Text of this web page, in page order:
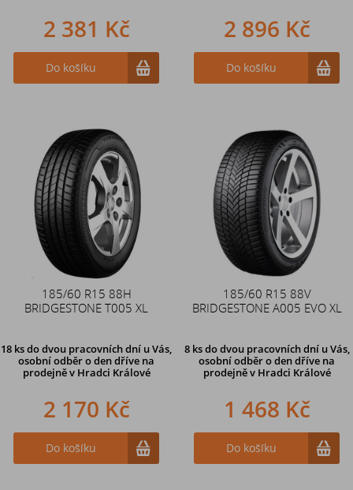
2 381 Kč
Do košíku
2 896 Kč
Do košíku
185/60 R15 88H
BRIDGESTONE T005 XL
18 ksdo dvou pracovních dní u Vás,
osobní odběr o den dříve na
prodejně v Hradci Králové
2 170 Kč
Do košíku
185/60 R15 88V
BRIDGESTONE A005 EVO XL
8 ks do dvou pracovních dní u Vás,
osobní odběr o den dříve na
prodejně v Hradci Králové
1 468 Kč
Do košíku